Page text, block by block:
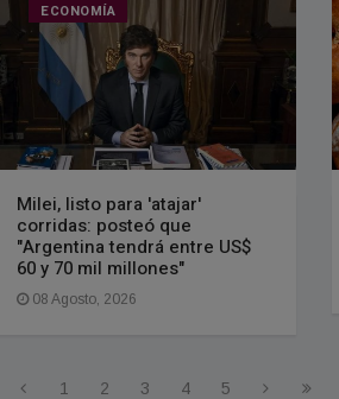
ECONOMÍA
Milei, listo para 'atajar'
corridas: posteó que
"Argentina tendrá entre US$
60 y 70 mil millones"
08 Agosto, 2026
1 2 3 4 5